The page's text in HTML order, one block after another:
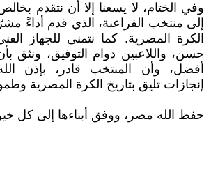
وفي الختام، لا يسعنا إلا أن نتقدم بخالص
إلى منتخب الفراعنة، الذي قدم أداءً
الكرة المصرية. كما نتمنى للجهاز
حسن، واللاعبين دوام التوفيق، ونثق
أفضل، وأن المنتخب قادر، بإذن
إنجازات تليق بتاريخ الكرة المصرية
حفظ الله مصر، ووفق أبناءها إلى كل